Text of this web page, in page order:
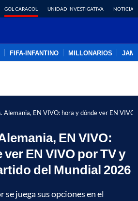
GOL CARACOL UNIDAD INVESTIGATIVA NOTICIAS
FIFA-INFANTINO MILLONARIOS
Alemania, EN VIVO: hora y dónde ver EN
EN VIVO:
EN VIVO por TV y
del Mundial 2026
se juega sus opciones en el